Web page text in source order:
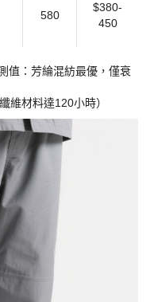
580
$380-
450
值：芳綸混紡最優，僅衰
維材料達120小時）